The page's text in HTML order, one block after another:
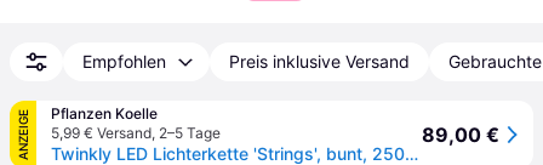
Empfohlen Preis inklusive Versand
ANZEIGE
Pflanzen Koelle
5,99 € Versand, 2–5 Tage
Twinkly LED Lichterkette 'Strings', bunt, 250 LEDs, Länge ca. 20 m
89,00 €